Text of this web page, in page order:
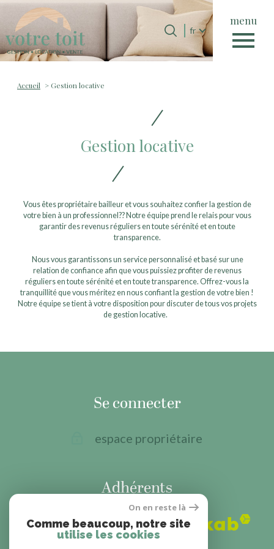
menu
Langue
fr
Accueil
Langue
fr
Accueil Gestion locative
Gestion locative
Vous êtes propriétaire bailleur et vous souhaitez confier la gestion de
votre bien à un professionnel?? Notre équipe prend le relais pour vous
garantir des revenus réguliers en toute sérénité et en toute
transparence.
Nous vous garantissons un service personnalisé et basé sur une
relation de confiance afin que vous puissiez profiter de revenus
réguliers en toute sérénité et en toute transparence. Offrez-vous la
tranquillité que vous méritez en nous confiant la gestion de votre bien !
Notre équipe se tient à votre disposition pour discuter de tous vos projets
de gestion locative.
Se connecter
espace propriétaire
Adhérents
On en reste là
Comme beaucoup, notre site
utilise les cookies